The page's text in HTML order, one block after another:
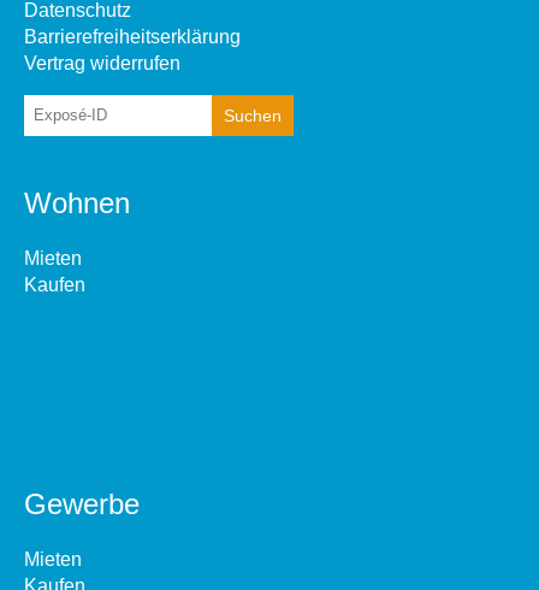
Datenschutz
Barrierefreiheitserklärung
Vertrag widerrufen
Wohnen
Mieten
Kaufen
Gewerbe
Mieten
Kaufen